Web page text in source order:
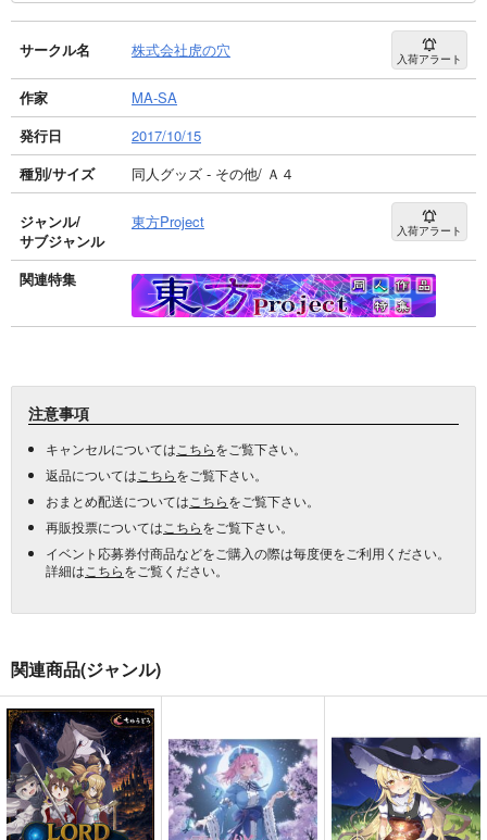
サークル名 株式会社虎の穴 入荷アラート
作家
MA-SA
発行日
2017/10/15
種別/サイズ
同人グッズ - その他/ Ａ４
ジャンル/
サブジャンル
東方Project 入荷アラート
関連特集
注意事項
キャンセルについては こちらをご覧下さい。
返品については こちらをご覧下さい。
おまとめ配送については こちらをご覧下さい。
再販投票については こちらをご覧下さい。
イベント応募券付商品などをご購入の際は毎度便をご利用ください。
詳細は こちらをご覧ください。
関連商品(ジャンル)